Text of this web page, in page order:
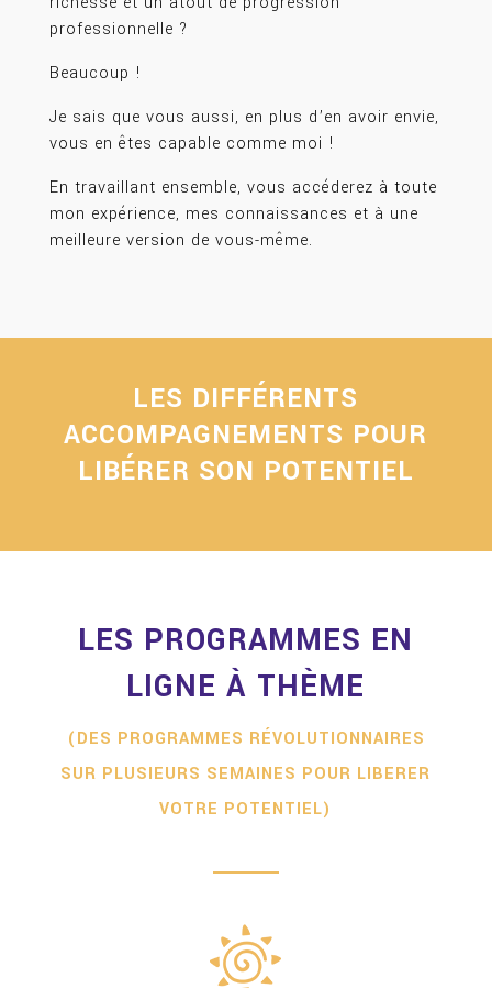
professionnelle ?
Beaucoup !
Je sais que vous aussi, en plus d’en avoir envie,
vous en êtes capable comme moi !
En travaillant ensemble, vous accéderez à toute
mon expérience, mes connaissances et à une
meilleure version de vous-même.
LES DIFFÉRENTS
ACCOMPAGNEMENTS POUR
LIBÉRER SON POTENTIEL
LES PROGRAMMES EN
LIGNE À THÈME
(DES PROGRAMMES RÉVOLUTIONNAIRES
SUR PLUSIEURS SEMAINES POUR LIBERER
VOTRE POTENTIEL)